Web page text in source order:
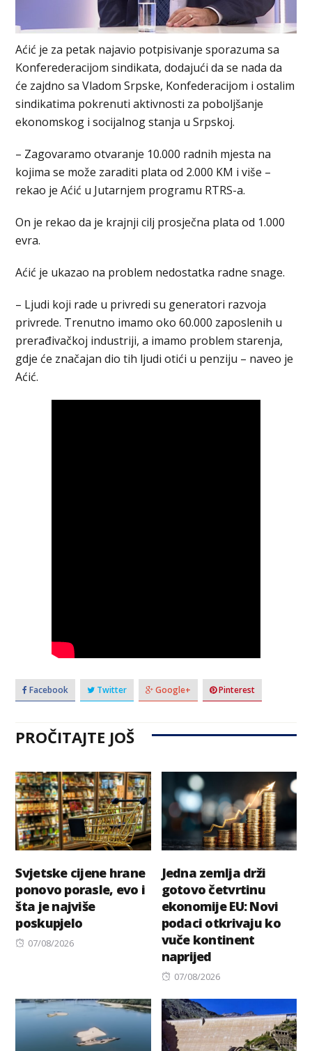
Aćić je za petak najavio potpisivanje sporazuma sa
Konferederacijom sindikata, dodajući da se nada da
će zajdno sa Vladom Srpske, Konfederacijom i ostalim
sindikatima pokrenuti aktivnosti za poboljšanje
ekonomskog i socijalnog stanja u Srpskoj.
– Zagovaramo otvaranje 10.000 radnih mjesta na
kojima se može zaraditi plata od 2.000 KM i više –
rekao je Aćić u Јutarnjem programu RTRS-a.
On je rekao da je krajnji cilj prosječna plata od 1.000
evra.
Aćić je ukazao na problem nedostatka radne snage.
– Ljudi koji rade u privredi su generatori razvoja
privrede. Trenutno imamo oko 60.000 zaposlenih u
prerađivačkoj industriji, a imamo problem starenja,
gdje će značajan dio tih ljudi otići u penziju – naveo je
Aćić.
Facebook Twitter Google+ Pinterest
PROČITAJTE JOŠ
Svjetske cijene hrane
ponovo porasle, evo i
šta je najviše
poskupjelo
Posted
07/08/2026
Jedna zemlja drži
gotovo četvrtinu
ekonomije EU: Novi
podaci otkrivaju ko
vuče kontinent
naprijed
Posted
07/08/2026